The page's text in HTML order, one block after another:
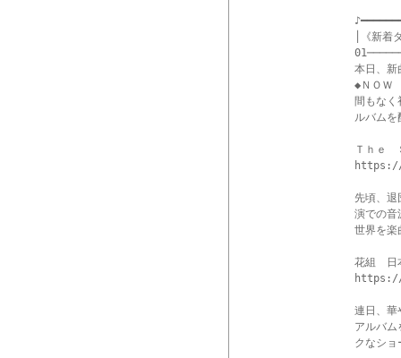
│《新着
本日、新
◆ＮＯＷ
間もなく
ルバムを
Ｔｈｅ
https://
先頃、退
演での音
世界を楽
花組　日
https://
連日、華
アルバム
クなシ